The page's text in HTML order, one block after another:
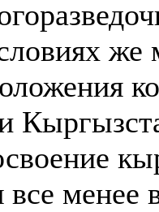
же
все менее